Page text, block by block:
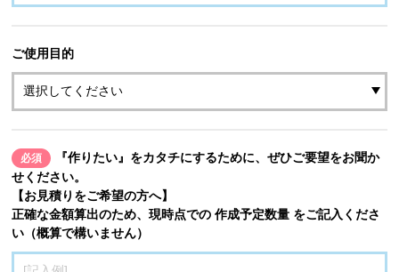
ご使用目的
必須
『作りたい』をカタチにするために、ぜひご要望をお聞か
せください。
【お見積りをご希望の方へ】
正確な金額算出のため、現時点での 作成予定数量 をご記入くださ
い（概算で構いません）